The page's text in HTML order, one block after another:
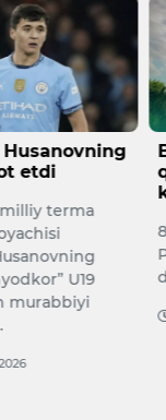
kuni
havo
OB-HAVO
avgust soat 20
soat 20 gacha